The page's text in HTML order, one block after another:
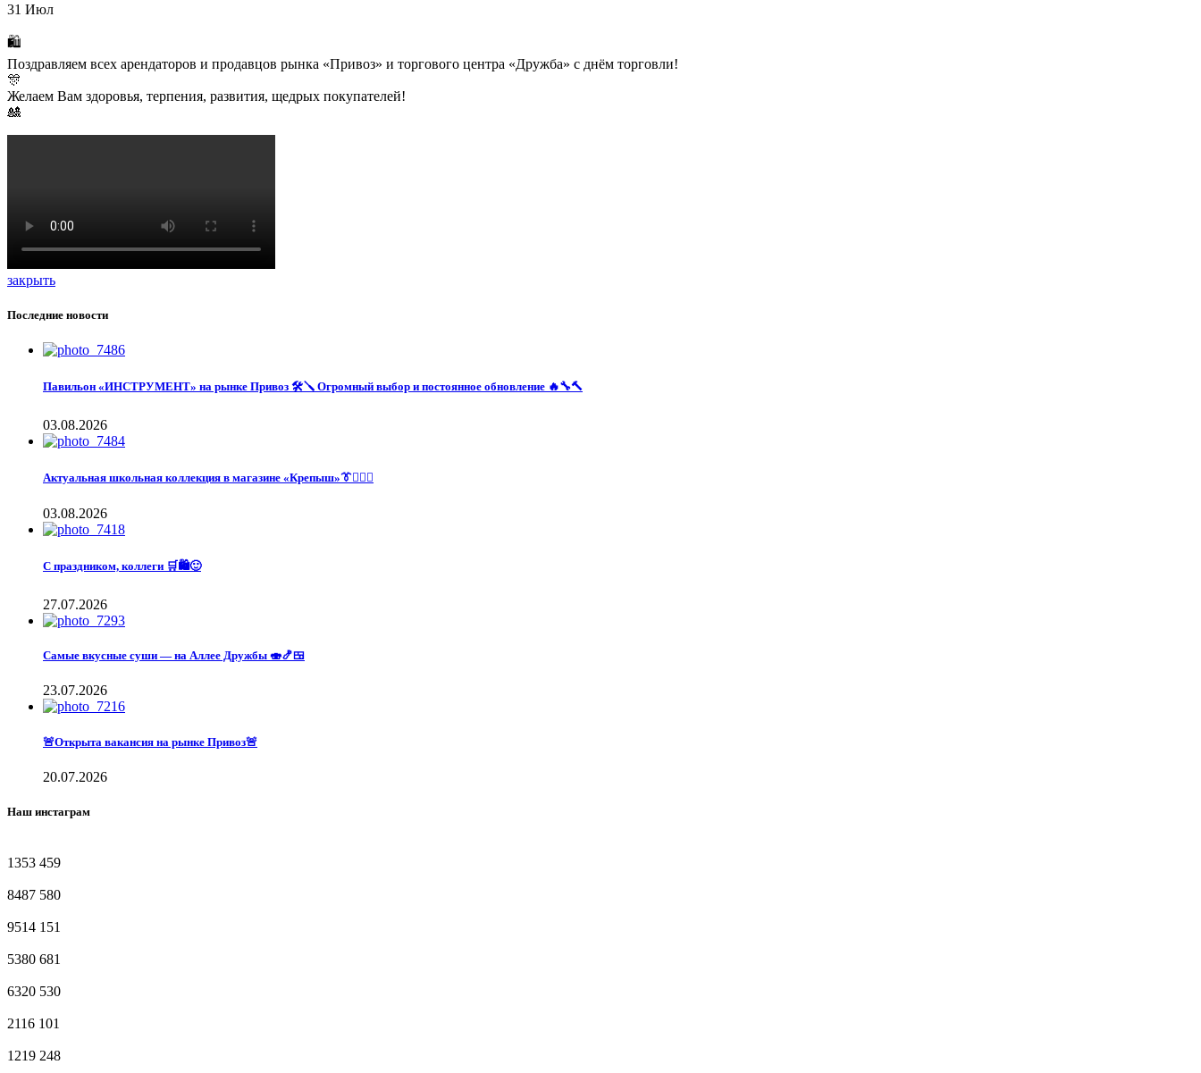
31 Июл
🛍️
Поздравляем всех арендаторов и продавцов рынка «Привоз» и торгового центра «Дружба» с днём торговли!
🎊
Желаем Вам здоровья, терпения, развития, щедрых покупателей!
🎎
закрыть
Последние новости
Павильон «ИНСТРУМЕНТ» на рынке Привоз 🛠️🪛 Огромный выбор и постоянное обновление 🔥🔧🔨
03.08.2026
Актуальная школьная коллекция в магазине «Крепыш»👔🙋🏽‍♀️
03.08.2026
С праздником, коллеги 🛒🛍️🙂
27.07.2026
Самые вкусные суши — на Аллее Дружбы 🍣🍤🍱
23.07.2026
🚨Открыта вакансия на рынке Привоз🚨
20.07.2026
Наш инстаграм
1353 459
8487 580
9514 151
5380 681
6320 530
2116 101
1219 248